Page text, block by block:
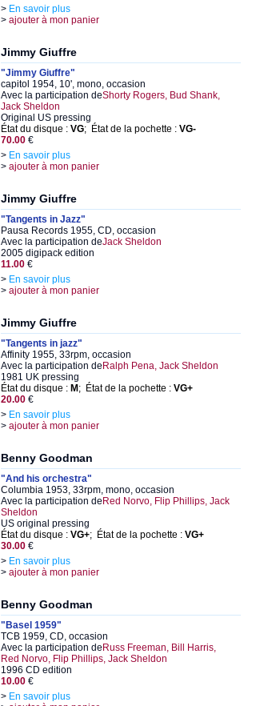
> En savoir plus
> ajouter à mon panier
Jimmy Giuffre
"Jimmy Giuffre"
capitol 1954, 10', mono, occasion
Avec la participation deShorty Rogers, Bud Shank,
Jack Sheldon
Original US pressing
État du disque : VG; État de la pochette : VG-
70.00 €
> En savoir plus
> ajouter à mon panier
Jimmy Giuffre
"Tangents in Jazz"
Pausa Records 1955, CD, occasion
Avec la participation deJack Sheldon
2005 digipack edition
11.00 €
> En savoir plus
> ajouter à mon panier
Jimmy Giuffre
"Tangents in jazz"
Affinity 1955, 33rpm, occasion
Avec la participation de Ralph Pena, Jack Sheldon
1981 UK pressing
État du disque : M ; État de la pochette : VG+
20.00 €
> En savoir plus
> ajouter à mon panier
Benny Goodman
"And his orchestra"
Columbia 1953, 33rpm, mono, occasion
Avec la participation de Red Norvo, Flip Phillips, Jack
Sheldon
US original pressing
État du disque : VG+; État de la pochette : VG+
30.00 €
> En savoir plus
> ajouter à mon panier
Benny Goodman
"Basel 1959"
TCB 1959, CD, occasion
Avec la participation de Russ Freeman, Bill Harris,
Red Norvo, Flip Phillips, Jack Sheldon
1996 CD edition
10.00 €
> En savoir plus